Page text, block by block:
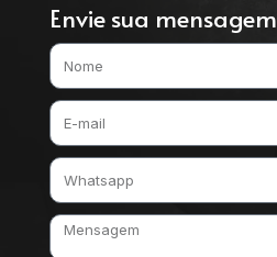
Envie sua mensagem